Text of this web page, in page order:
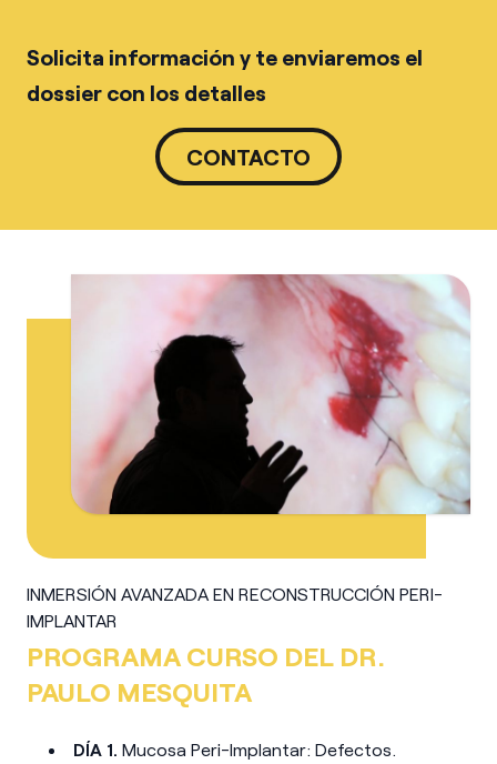
Solicita información y te enviaremos el
dossier con los detalles
CONTACTO
INMERSIÓN AVANZADA EN RECONSTRUCCIÓN PERI-
IMPLANTAR
PROGRAMA CURSO DEL DR.
PAULO MESQUITA
DÍA 1. Mucosa Peri-Implantar: Defectos.